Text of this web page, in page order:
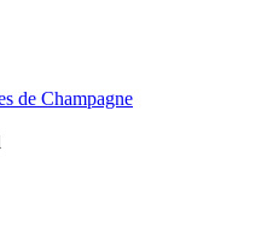
de Champagne